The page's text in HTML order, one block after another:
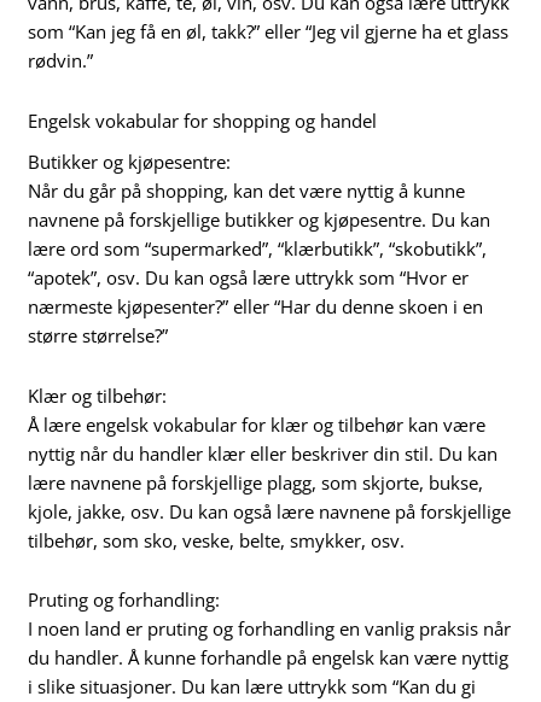
som “Kan jeg få en øl, takk?” eller “Jeg vil gjerne ha et glass
rødvin.”
Engelsk vokabular for shopping og handel
Butikker og kjøpesentre:
Når du går på shopping, kan det være nyttig å kunne
navnene på forskjellige butikker og kjøpesentre. Du kan
lære ord som “supermarked”, “klærbutikk”, “skobutikk”,
“apotek”, osv. Du kan også lære uttrykk som “Hvor er
nærmeste kjøpesenter?” eller “Har du denne skoen i en
større størrelse?”
Klær og tilbehør:
Å lære engelsk vokabular for klær og tilbehør kan være
nyttig når du handler klær eller beskriver din stil. Du kan
lære navnene på forskjellige plagg, som skjorte, bukse,
kjole, jakke, osv. Du kan også lære navnene på forskjellige
tilbehør, som sko, veske, belte, smykker, osv.
Pruting og forhandling:
I noen land er pruting og forhandling en vanlig praksis når
du handler. Å kunne forhandle på engelsk kan være nyttig
i slike situasjoner. Du kan lære uttrykk som “Kan du gi